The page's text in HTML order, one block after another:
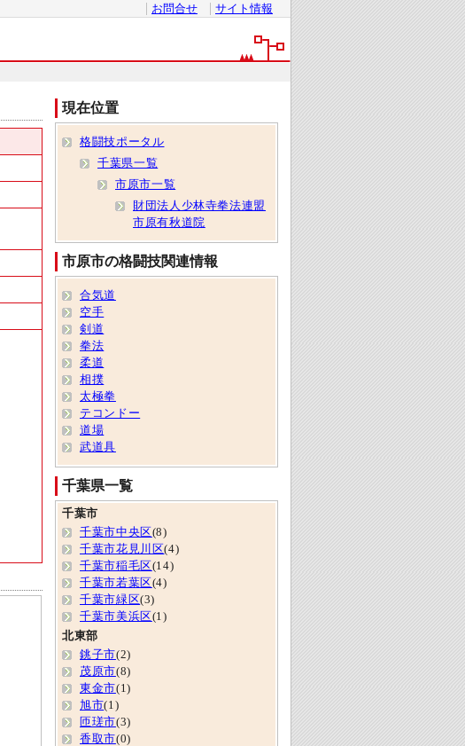
お問合せ サイト情報
現在位置
格闘技ポータル
千葉県一覧
市原市一覧
財団法人少林寺拳法連盟
市原有秋道院
市原市の格闘技関連情報
合気道
空手
剣道
拳法
柔道
相撲
太極拳
テコンドー
道場
武道具
千葉県一覧
千葉市
千葉市中央区 (8)
千葉市花見川区(4)
千葉市稲毛区 (14)
千葉市若葉区 (4)
千葉市緑区(3)
千葉市美浜区 (1)
北東部
銚子市(2)
茂原市(8)
東金市(1)
旭市(1)
匝瑳市(3)
香取市(0)